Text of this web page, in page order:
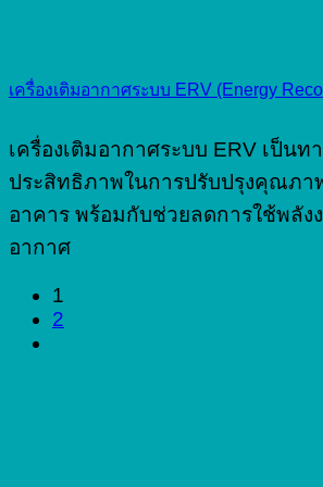
เครื่องเติมอากาศระบบ ERV (Energy
เครื่องเติมอากาศระบบ ERV เป็นท
ประสิทธิภาพในการปรับปรุงคุณภา
อาคาร พร้อมกับช่วยลดการใช้พลัง
อากาศ
1
2